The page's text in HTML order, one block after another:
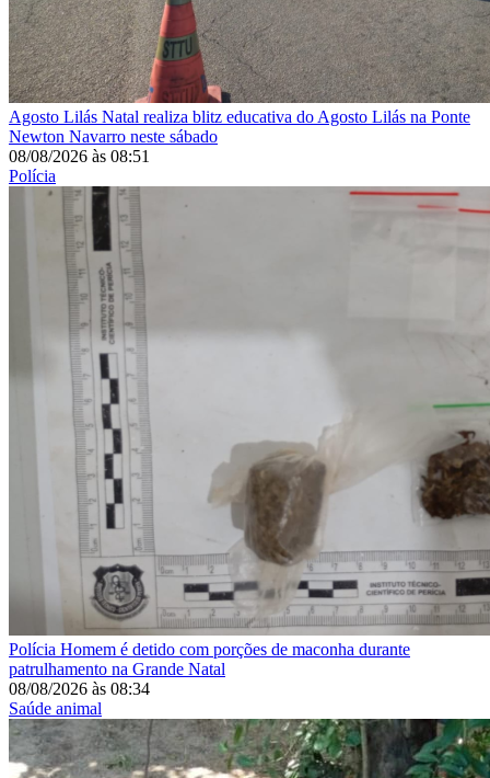
Agosto Lilás Natal realiza blitz educativa do Agosto Lilás na Ponte
Newton Navarro neste sábado
08/08/2026 às 08:51
Polícia
Polícia Homem é detido com porções de maconha durante
patrulhamento na Grande Natal
08/08/2026 às 08:34
Saúde animal